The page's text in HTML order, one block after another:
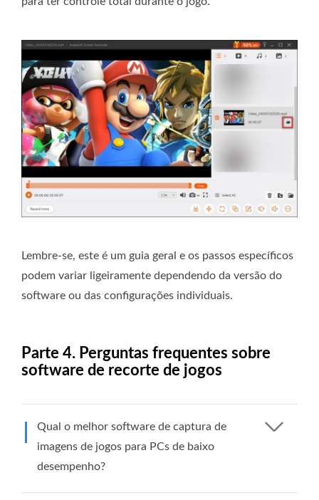
Lembre-se, este é um guia geral e os passos específicos
podem variar ligeiramente dependendo da versão do
software ou das configurações individuais.
Parte 4. Perguntas frequentes sobre
software de recorte de jogos
Qual o melhor software de captura de
imagens de jogos para PCs de baixo
desempenho?